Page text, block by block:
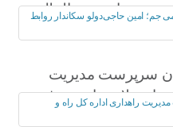
و امور بین‌الملل
سرپرست مدیریت
لارستان معرفی